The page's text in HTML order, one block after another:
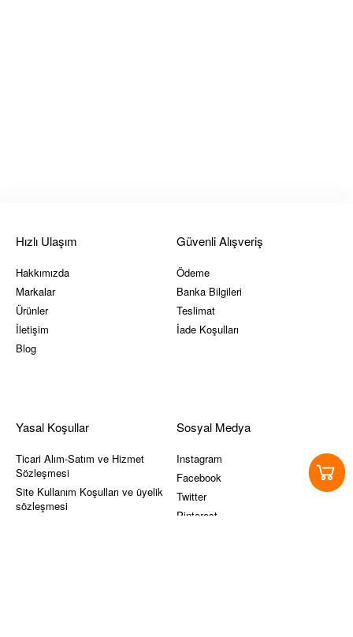
Hızlı Ulaşım
Hakkımızda
Markalar
Ürünler
İletişim
Blog
Güvenli Alışveriş
Ödeme
Banka Bilgileri
Teslimat
İade Koşulları
Yasal Koşullar
Ticari Alım-Satım ve Hizmet
Sözleşmesi
Site Kullanım Koşulları ve üyelik
sözleşmesi
Sosyal Medya
Instagram
Facebook
Twitter
Pinterest